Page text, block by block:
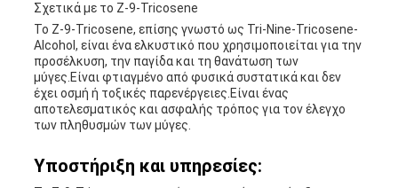
Σχετικά με το Z-9-Tricosene
Το Z-9-Tricosene, επίσης γνωστό ως Tri-Nine-Tricosene-
Alcohol, είναι ένα ελκυστικό που χρησιμοποιείται για την
προσέλκυση, την παγίδα και τη θανάτωση των
μύγες.Είναι φτιαγμένο από φυσικά συστατικά και δεν
έχει οσμή ή τοξικές παρενέργειες.Είναι ένας
αποτελεσματικός και ασφαλής τρόπος για τον έλεγχο
των πληθυσμών των μύγες.
Υποστήριξη και υπηρεσίες: